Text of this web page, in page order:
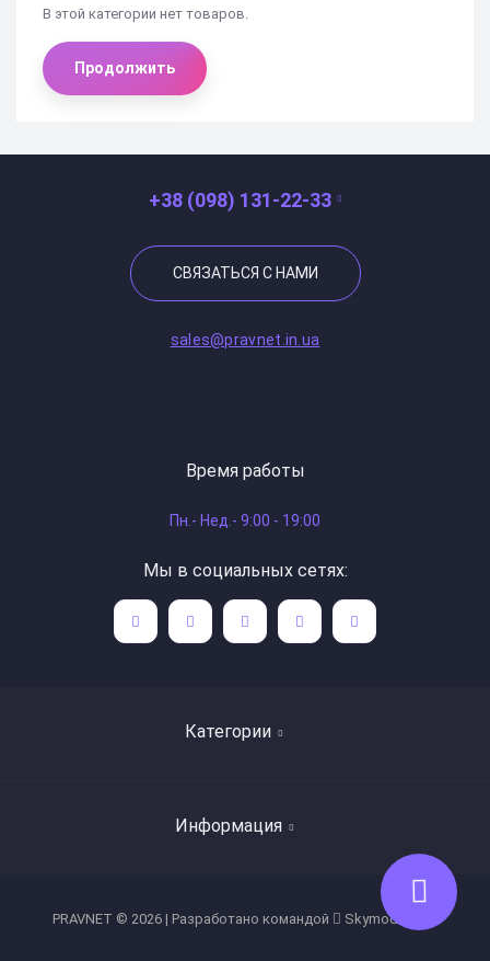
В этой категории нет товаров.
Продолжить
+38 (098) 131-22-33
СВЯЗАТЬСЯ С НАМИ
sales@pravnet.in.ua
Категории
Богословие, труды святых отцов
Информация
Время работы
Пн.- Нед.- 9:00 - 19:00
Мы в социальных сетях:
PRAVNET © 2026 | Разработано командой Skymod Team